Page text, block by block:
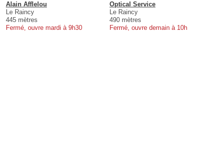
Alain Afflelou
Le Raincy
445 mètres
Fermé, ouvre mardi à 9h30
Optical Service
Le Raincy
490 mètres
Fermé, ouvre demain à 10h